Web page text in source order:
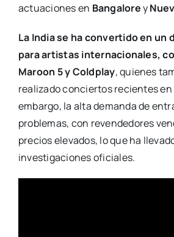
actuaciones en Bangalorey
La India se ha convertido en un
para artistas internacionales,
Maroon 5 y Coldplay, quienes
realizado conciertos recientes en
embargo, la alta demanda de
problemas, con revendedores
precios elevados, lo que ha
investigaciones oficiales.